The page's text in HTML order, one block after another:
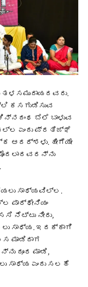
ಕಸಗುಡಿಸುವ
ಬೆಲೆ ಬಾಳುವ
ಎಂದು ಪ್ರತಿಜ್ಞೆ
ಆದರ್ಶಳು. ಹೀಗೆಯೇ
ಸಾಧ್ಯವಿಲ್ಲ.
ಪಾರ್ಥೇನಿಯಂ
ನೆಟ್ಟು ನೀರು,
ಸಾಧ್ಯ. ಇದಕ್ಕಾಗಿ
ಮಾಡಿದಾಗ
ದೂರ ಮಾಡಿ,
ಸಾಧ್ಯ ಎಂದು ಸಲಹೆ